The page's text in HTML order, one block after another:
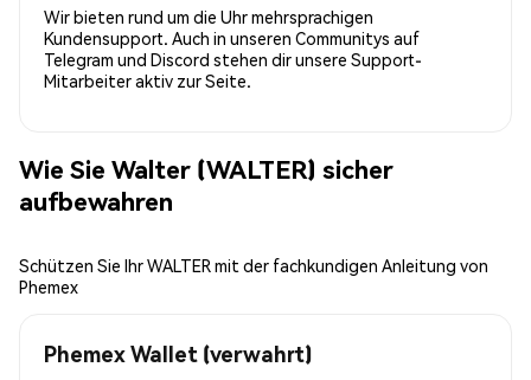
Wir bieten rund um die Uhr mehrsprachigen
Kundensupport. Auch in unseren Communitys auf
Telegram und Discord stehen dir unsere Support-
Mitarbeiter aktiv zur Seite.
Wie Sie Walter (WALTER) sicher
aufbewahren
Schützen Sie Ihr WALTER mit der fachkundigen Anleitung von
Phemex
Phemex Wallet (verwahrt)